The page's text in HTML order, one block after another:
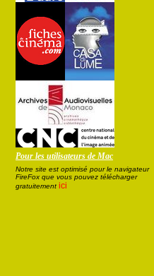
Pour les utilisateurs de Mac
Notre site est optimisé pour le navigateur
FireFox que vous pouvez télécharger
gratuitement ici